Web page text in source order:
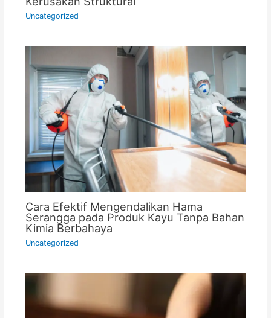
Uncategorized
Cara Efektif Mengendalikan Hama
Serangga pada Produk Kayu Tanpa Bahan
Kimia Berbahaya
Uncategorized